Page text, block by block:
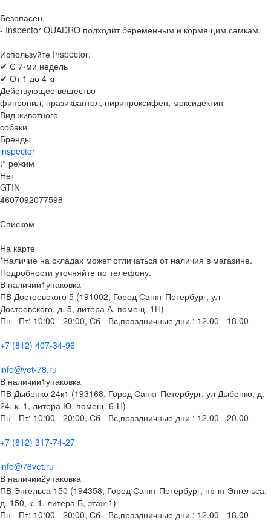
Безопасен.
- Inspector QUADRO подходит беременным и кормящим самкам.
Используйте Inspector:
✔ С 7-ми недель
✔ От 1 до 4 кг
Действующее вещество
фипронил, празиквантел, пирипроксифен, моксидектин
Вид животного
собаки
Бренды
inspector
t° режим
Нет
GTIN
4607092077598
Списком
На карте
*Наличие на складах может отличаться от наличия в магазине.
Подробности уточняйте по телефону.
В наличии1упаковка
ПВ Достоевского 5 (191002, Город Санкт-Петербург, ул
Достоевского, д. 5, литера А, помещ. 1Н)
Пн - Пт: 10:00 - 20:00, Сб - Вс,праздничные дни : 12.00 - 18.00
+7 (812) 407-34-96
info@vet-78.ru
В наличии1упаковка
ПВ Дыбенко 24к1 (193168, Город Санкт-Петербург, ул Дыбенко, д.
24, к. 1, литера Ю, помещ. 6-Н)
Пн - Пт: 10:00 - 20:00, Сб - Вс,праздничные дни : 12.00 - 20.00
+7 (812) 317-74-27
info@78vet.ru
В наличии2упаковка
ПВ Энгельса 150 (194358, Город Санкт-Петербург, пр-кт Энгельса,
д. 150, к. 1, литера Б, этаж 1)
Пн - Пт: 10:00 - 20:00, Сб - Вс,праздничные дни : 12.00 - 18.00